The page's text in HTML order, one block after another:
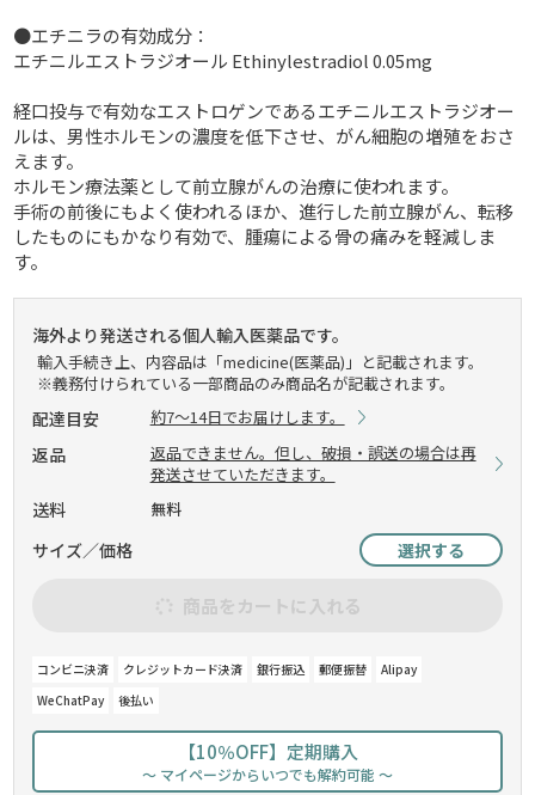
●エチニラの有効成分：
エチニルエストラジオール Ethinylestradiol 0.05mg
経口投与で有効なエストロゲンであるエチニルエストラジオー
ルは、男性ホルモンの濃度を低下させ、がん細胞の増殖をおさ
えます。
ホルモン療法薬として前立腺がんの治療に使われます。
手術の前後にもよく使われるほか、進行した前立腺がん、転移
したものにもかなり有効で、腫瘍による骨の痛みを軽減しま
す。
海外より発送される個人輸入医薬品です。
輸入手続き上、内容品は「medicine(医薬品)」と記載されます。
※義務付けられている一部商品のみ商品名が記載されます。
配達目安 約7～14日でお届けします。
返品
返品できません。但し、破損・誤送の場合は再
発送させていただきます。
送料 無料
サイズ／価格 選択する
商品をカートに入れる
コンビニ決済 クレジットカード決済 銀行振込 郵便振替
Alipay
WeChatPay
後払い
【10％OFF】定期購入
～ マイページからいつでも解約可能 ～